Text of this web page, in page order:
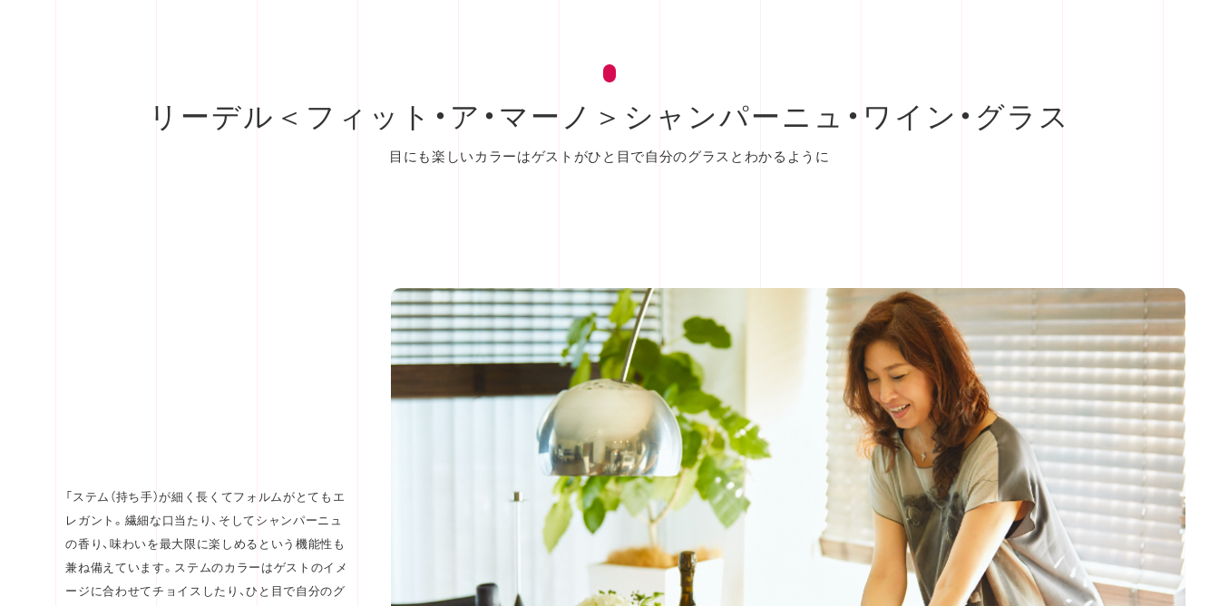
リーデル＜フィット・ア・マーノ＞シャンパーニュ・ワイン・グラス
目にも楽しいカラーはゲストがひと目で自分のグラスとわかるように
「ステム（持ち手）が細く長くてフォルムがとてもエ
レガント。繊細な口当たり、そしてシャンパーニュ
の香り、味わいを最大限に楽しめるという機能性も
兼ね備えています。ステムのカラーはゲストのイメ
ージに合わせてチョイスしたり、ひと目で自分のグ